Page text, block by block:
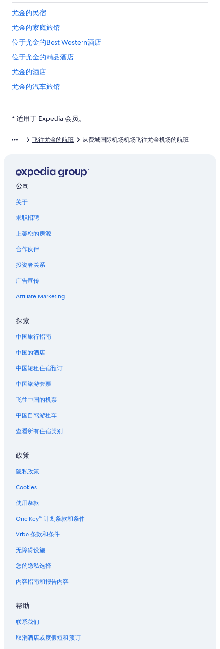
尤金的民宿
尤金的家庭旅馆
位于尤金的Best Western酒店
位于尤金的精品酒店
尤金的酒店
尤金的汽车旅馆
斯普林菲尔德的公寓
东南尤金的酒店
埃尔迈拉的酒店
切希尔的家庭旅馆
位于尤金市中心的浪漫酒店
哈里斯堡的酒店
强克逊城的民宿
西俄勒冈的度假村
费恩里奇水库附近的酒店
第五街市场附近的酒店
尤金站的家庭旅馆
Hayward附近的酒店
* 适用于 Expedia 会员。
飞往尤金的航班 从费城国际机场机场飞往尤金机场的航班
公司
关于
求职招聘
上架您的房源
合作伙伴
投资者关系
广告宣传
Affiliate Marketing
探索
中国旅行指南
中国的酒店
中国短租住宿预订
中国旅游套票
飞往中国的机票
中国自驾游租车
查看所有住宿类别
政策
隐私政策
Cookies
使用条款
One Key™ 计划条款和条件
Vrbo 条款和条件
无障碍设施
您的隐私选择
内容指南和报告内容
帮助
联系我们
取消酒店或度假短租预订